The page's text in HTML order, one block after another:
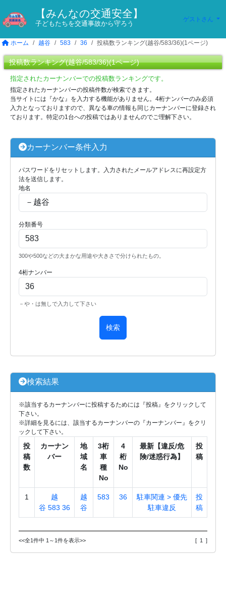
【みんなの交通安全】
子どもたちを交通事故から守ろう
ゲストさん
ホーム 越谷 583 36 投稿数ランキング(越谷/583/36)(1ページ)
投稿数ランキング(越谷/583/36)(1ページ)
指定されたカーナンバーでの投稿数ランキングです。
指定されたカーナンバーの投稿件数が検索できます。
当サイトには『かな』を入力する機能がありません。4桁ナンバーのみ必須
入力となっておりますので、異なる車の情報も同じカーナンバーに登録され
ております。特定の1台への投稿ではありませんのでご理解下さい。
カーナンバー条件入力
パスワードをリセットします。入力されたメールアドレスに再設定方
法を送信します。
地名
分類番号
300や500などの大まかな用途や大きさで分けられたもの。
4桁ナンバー
－や・は無しで入力して下さい
検索
検索結果
※該当するカーナンバーに投稿するためには『投稿』をクリックして
下さい。
※詳細を見るには、該当するカーナンバーの『カーナンバー』をクリ
ックして下さい。
投
稿
数
カーナン
バー
地
域
名
3桁
車
種
No
4
桁
No
最新【違反/危
険/迷惑行為】
投
稿
1
越
谷 583 36
越
谷
583 36
駐車関連 > 優先
駐車違反
投
稿
<<全1件中 1～1件を表示>> [ 1 ]